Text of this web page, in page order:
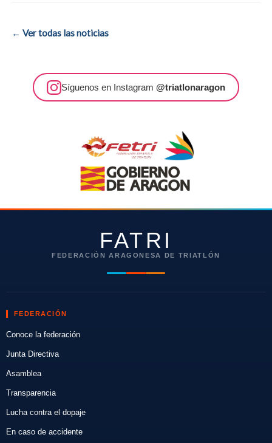
← Ver todas las noticias
Síguenos en Instagram @triatlonaragon
FATRI
FEDERACIÓN ARAGONESA DE TRIATLÓN
FEDERACIÓN
Conoce la federación
Junta Directiva
Asamblea
Transparencia
Lucha contra el dopaje
En caso de accidente